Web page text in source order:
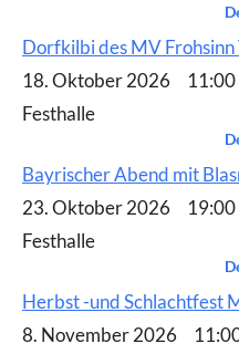
Dorfkilbi des MV Frohsinn
18. Oktober 2026 11:00
Festhalle
Bayrischer Abend mit
23. Oktober 2026 19:00
Festhalle
Herbst -und Schlachtfest
8. November 2026